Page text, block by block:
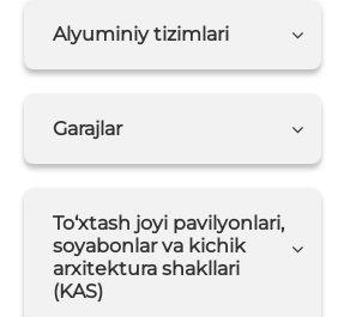
Alyuminiy tizimlari
Garajlar
To‘xtash joyi pavilyonlari,
soyabonlar va kichik
arxitektura shakllari
(KAS)